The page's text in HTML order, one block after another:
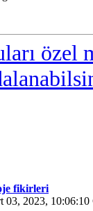
özel
fikirleri
03, 2023, 10:06:10